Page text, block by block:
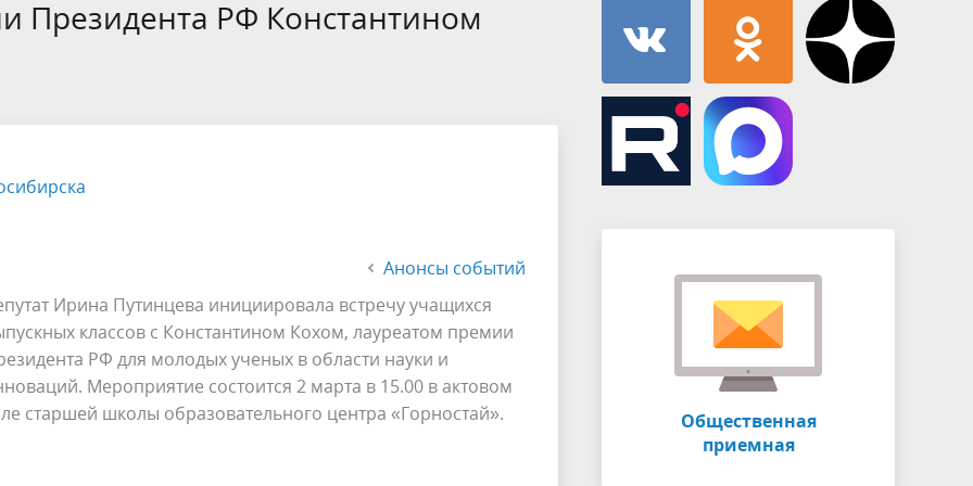
Аппарат Совета депутатов
Объявления
предыдущих созывов
имущественного характера
Президента РФ Константином
Анонсы событий
Ирина Путинцева инициировала встречу учащихся
классов с Константином Кохом, лауреатом премии
РФ для молодых ученых в области науки и
Мероприятие состоится 2 марта в 15.00 в актовом
старшей школы образовательного центра «Горностай».
Общественная
приемная